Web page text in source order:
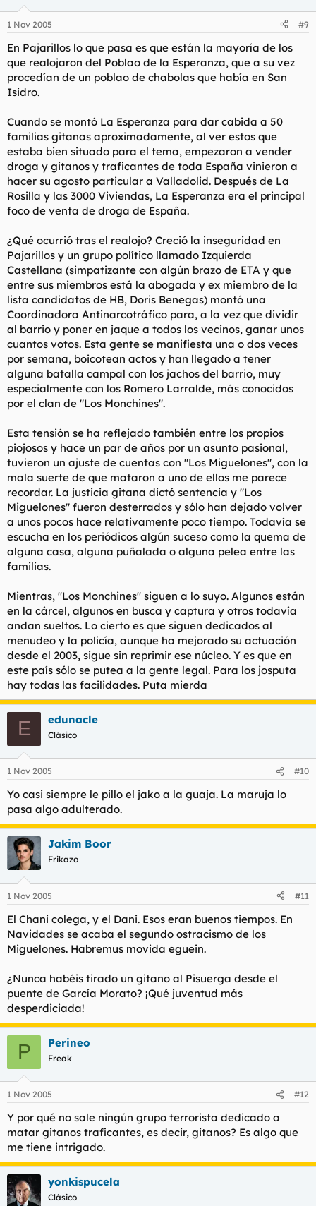
1 Nov 2005 #9
En Pajarillos lo que pasa es que están la mayoría de los
que realojaron del Poblao de la Esperanza, que a su vez
procedían de un poblao de chabolas que había en San
Isidro.
Cuando se montó La Esperanza para dar cabida a 50
familias gitanas aproximadamente, al ver estos que
estaba bien situado para el tema, empezaron a vender
droga y gitanos y traficantes de toda España vinieron a
hacer su agosto particular a Valladolid. Después de La
Rosilla y las 3000 Viviendas, La Esperanza era el principal
foco de venta de droga de España.
¿Qué ocurrió tras el realojo? Creció la inseguridad en
Pajarillos y un grupo político llamado Izquierda
Castellana (simpatizante con algún brazo de ETA y que
entre sus miembros está la abogada y ex miembro de la
lista candidatos de HB, Doris Benegas) montó una
Coordinadora Antinarcotráfico para, a la vez que dividir
al barrio y poner en jaque a todos los vecinos, ganar unos
cuantos votos. Esta gente se manifiesta una o dos veces
por semana, boicotean actos y han llegado a tener
alguna batalla campal con los jachos del barrio, muy
especialmente con los Romero Larralde, más conocidos
por el clan de "Los Monchines".
Esta tensión se ha reflejado también entre los propios
piojosos y hace un par de años por un asunto pasional,
tuvieron un ajuste de cuentas con "Los Miguelones", con la
mala suerte de que mataron a uno de ellos me parece
recordar. La justicia gitana dictó sentencia y "Los
Miguelones" fueron desterrados y sólo han dejado volver
a unos pocos hace relativamente poco tiempo. Todavía se
escucha en los periódicos algún suceso como la quema de
alguna casa, alguna puñalada o alguna pelea entre las
familias.
Mientras, "Los Monchines" siguen a lo suyo. Algunos están
en la cárcel, algunos en busca y captura y otros todavía
andan sueltos. Lo cierto es que siguen dedicados al
menudeo y la policía, aunque ha mejorado su actuación
desde el 2003, sigue sin reprimir ese núcleo. Y es que en
este país sólo se putea a la gente legal. Para los josputa
hay todas las facilidades. Puta mierda
E edunacle
Clásico
1 Nov 2005 #10
Yo casi siempre le pillo el jako a la guaja. La maruja lo
pasa algo adulterado.
Jakim Boor
Frikazo
1 Nov 2005 #11
El Chani colega, y el Dani. Esos eran buenos tiempos. En
Navidades se acaba el segundo ostracismo de los
Miguelones. Habremus movida eguein.
¿Nunca habéis tirado un gitano al Pisuerga desde el
puente de García Morato? ¡Qué juventud más
desperdiciada!
P Perineo
Freak
1 Nov 2005 #12
Y por qué no sale ningún grupo terrorista dedicado a
matar gitanos traficantes, es decir, gitanos? Es algo que
me tiene intrigado.
yonkispucela
Clásico